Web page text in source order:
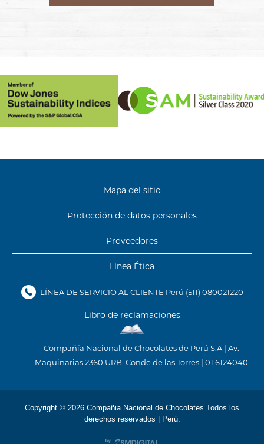
Mapa del sitio
Protección de datos personales
Proveedores
Línea Ética
LÍNEA DE SERVICIO AL CLIENTE Perú (511) 080021220
Libro de reclamaciones
Compañía Nacional de Chocolates de Perú S.A | Av.
Maquinarias 2360 URB. Conde de las Torres | 01 6124040
Copyright © 2026 Compañia Nacional de Chocolates Todos los
derechos reservados | Perú.